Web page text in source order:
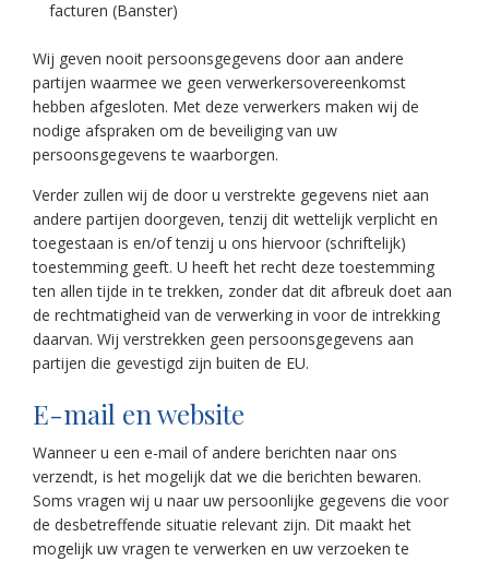
facturen (Banster)
Wij geven nooit persoonsgegevens door aan andere
partijen waarmee we geen verwerkersovereenkomst
hebben afgesloten. Met deze verwerkers maken wij de
nodige afspraken om de beveiliging van uw
persoonsgegevens te waarborgen.
Verder zullen wij de door u verstrekte gegevens niet aan
andere partijen doorgeven, tenzij dit wettelijk verplicht en
toegestaan is en/of tenzij u ons hiervoor (schriftelijk)
toestemming geeft. U heeft het recht deze toestemming
ten allen tijde in te trekken, zonder dat dit afbreuk doet aan
de rechtmatigheid van de verwerking in voor de intrekking
daarvan. Wij verstrekken geen persoonsgegevens aan
partijen die gevestigd zijn buiten de EU.
E-mail en website
Wanneer u een e-mail of andere berichten naar ons
verzendt, is het mogelijk dat we die berichten bewaren.
Soms vragen wij u naar uw persoonlijke gegevens die voor
de desbetreffende situatie relevant zijn. Dit maakt het
mogelijk uw vragen te verwerken en uw verzoeken te